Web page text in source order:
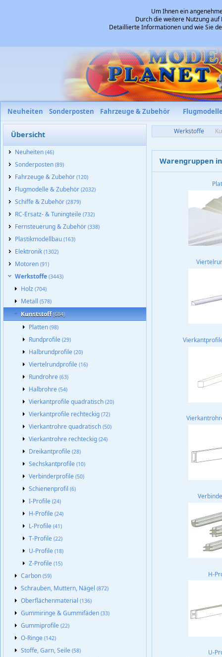
Neuheiten Sonderposten Fahrzeuge & Zubehör
Übersicht
Neuheiten (46)
Sonderposten (89)
Fahrzeuge & Zubehör (120)
Flugmodelle & Zubehör (2032)
Schiffe & Zubehör (2879)
RC-Ersatz- & Tuningteile (732)
Fernsteuerung & Zubehör (338)
Plastikmodellbau (163)
Elektronik (1302)
Motoren (91)
Werkstoffe (3443)
Holz (704)
Metall (578)
Kunststoff(684)
Platten (98)
Rundprofile (29)
Halbrundprofile (20)
Viertelrundprofile (16)
Rundrohre (63)
Halbrohre (54)
Vierkantprofile quadratisch (20)
Vierkantprofile rechteckig (72)
Vierkantrohre quadratisch (50)
Vierkantrohre rechteckig (24)
Dreikantprofile (28)
Sechskantprofile (10)
Verbinderprofile (50)
Schienenprofil (6)
I-Profile (24)
H-Profile (24)
L-Profile (41)
T-Profile (22)
U-Profile (18)
Z-Profile (15)
Carbon (59)
Schrauben, Muttern, Nägel (872)
Oberflächenmaterial (136)
Gummiringe & Gummifäden (33)
Gummiprofile (22)
O-Ringe (142)
Stoffe, Garn, Seile (58)
Um Ihnen ein
Durch die weitere Nutzung
Detaillierte Informationen und wie Sie
Werkstoffe
Warengruppen
H-
U-